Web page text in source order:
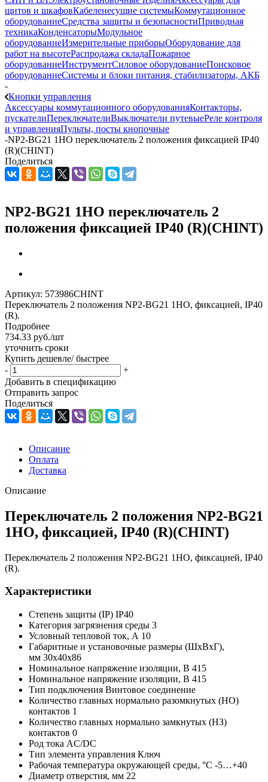
щитов и шкафовКабеленесущие системыКоммутационное
оборудованиеСредства защиты и безопасностиПриводная
техникаКонденсаторыМодульное
оборудованиеИзмерительные приборыОборудование для
работ на высотеРаспродажа складаПожарное
оборудованиеИнструментСиловое оборудованиеПоисковое
оборудованиеСистемы и блоки питания, стабилизаторы, АКБ
-
Кнопки управления
Аксессуары коммутационного оборудованияКонтакторы,
пускателиПереключателиВыключатели путевыеРеле контроля
и управленияПульты, посты кнопочные
-NP2-BG21 1НО переключатель 2 положения фиксацией IP40
(R)(CHINT)
Поделиться
NP2-BG21 1НО переключатель 2
положения фиксацией IP40 (R)(CHINT)
Артикул: 573986CHINT
Переключатель 2 положения NP2-BG21 1НО, фиксацией, IP40
(R).
Подробнее
734.33 руб./шт
уточнить сроки
Купить дешевле/ быстрее
-
+
Добавить в спецификацию
Отправить запрос
Поделиться
Описание
Оплата
Доставка
Описание
Переключатель 2 положения NP2-BG21
1НО, фиксацией, IP40 (R)(CHINT)
Переключатель 2 положения NP2-BG21 1НО, фиксацией, IP40
(R).
Характеристики
Степень защиты (IP) IP40
Категория загрязнения среды 3
Условный тепловой ток, А 10
Габаритные и установочные размеры (ШхВхГ),
мм 30x40x86
Номинальное напряжение изоляции, В 415
Номинальное напряжение изоляции, В 415
Тип подключения Винтовое соединение
Количество главных нормально разомкнутых (НО)
контактов 1
Количество главных нормально замкнутых (НЗ)
контактов 0
Род тока AC/DC
Тип элемента управления Ключ
Рабочая температура окружающей среды, °C -5…+40
Диаметр отверстия, мм 22